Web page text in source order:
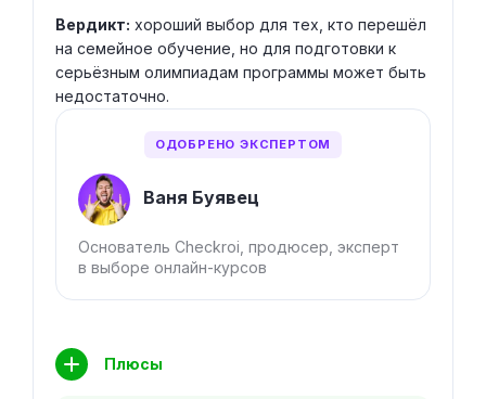
Вердикт: хороший выбор для тех, кто перешёл
на семейное обучение, но для подготовки к
серьёзным олимпиадам программы может быть
недостаточно.
ОДОБРЕНО ЭКСПЕРТОМ
Ваня Буявец
Основатель Checkroi, продюсер, эксперт
в выборе онлайн-курсов
Плюсы